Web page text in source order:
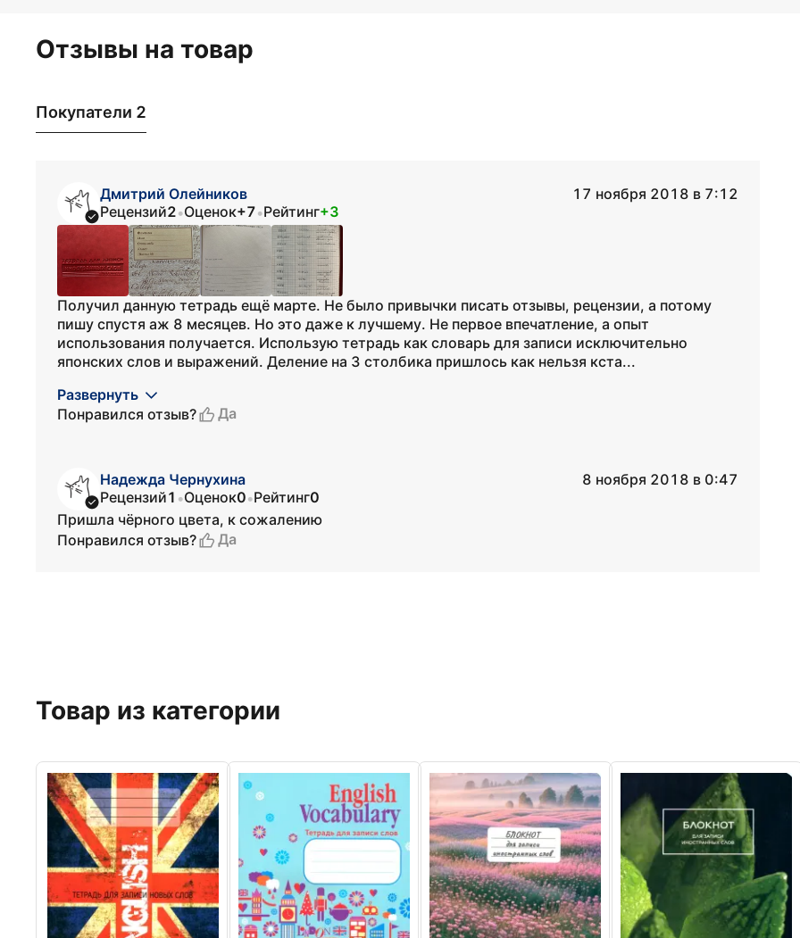
Отзывы на товар
Покупатели 2
Дмитрий Олейников
17 ноября 2018 в 7:12
Рецензий2•Оценок+7•Рейтинг+3
Получил данную тетрадь ещё марте. Не было привычки писать отзывы, рецензии, а потому
пишу спустя аж 8 месяцев. Но это даже к лучшему. Не первое впечатление, а опыт
использования получается. Использую тетрадь как словарь для записи исключительно
японских слов и выражений. Деление на 3 столбика пришлось как нельзя кста...
Развернуть
Понравился отзыв?
Да
Надежда Чернухина
8 ноября 2018 в 0:47
Рецензий1 •Оценок0•Рейтинг0
Пришла чёрного цвета, к сожалению
Понравился отзыв?
Да
Товар из категории